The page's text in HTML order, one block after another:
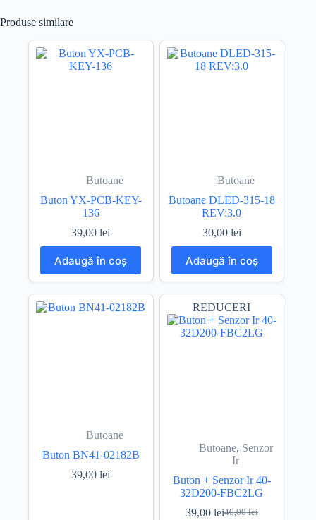
Produse similare
Butoane
Buton YX-PCB-KEY-
136
39,00lei
Adaugă în coș
Butoane
Butoane DLED-315-18
REV:3.0
30,00 lei
Adaugă în coș
Butoane
Buton BN41-02182B
39,00lei
REDUCERI
Butoane, Senzor
Ir
Buton + Senzor Ir 40-
32D200-FBC2LG
40,00lei
39,00 lei